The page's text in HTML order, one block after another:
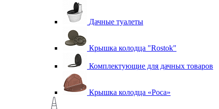
Дачные туалеты
Крышка колодца "Rostok"
Комплектующие для дачных товаров
Крышка колодца «Роса»